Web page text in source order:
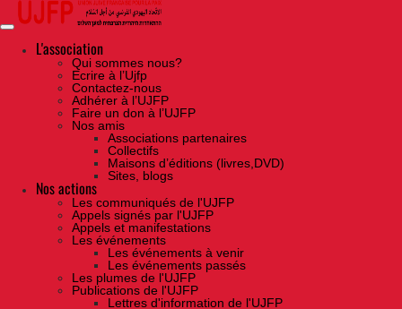
Skip
the
contentL'association
Qui sommes nous?
Ecrire à l’Ujfp
Contactez-nous
Adhérer à l’UJFP
Faire un don à l’UJFP
Nos amis
Associations partenaires
Collectifs
Maisons d’éditions (livres,DVD)
Sites, blogs
Nos actions
Les communiqués de l'UJFP
Appels signés par l'UJFP
Appels et manifestations
Les événements
Les événements à venir
Les événements passés
Les plumes de l'UJFP
Publications de l'UJFP
Lettres d'information de l'UJFP